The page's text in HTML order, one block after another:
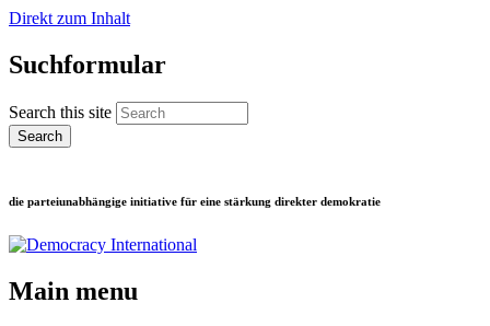
Direkt zum Inhalt
Suchformular
Search this site
die parteiunabhängige initiative für eine stärkung direkter demokratie
Main menu